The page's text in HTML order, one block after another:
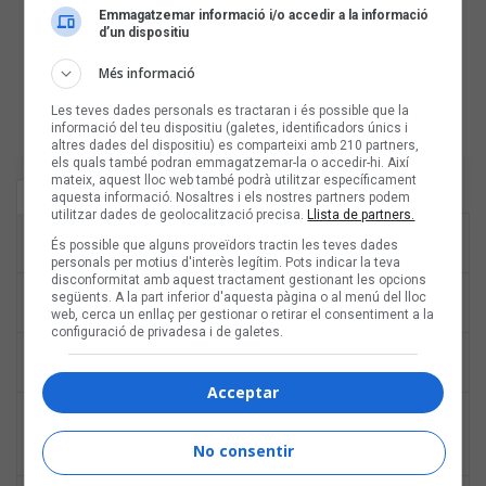
Última hora Més llegit
Les veus dels himnes del futbol català:
Deskarats
12:30
Mark Boske: «No m’agrada etiquetar-me de
cantautor»
8 d'agost: Tal dia com avui va començar el
I Biberó Rock Festival
07/08
Les veus dels himnes del futbol català:
Miquel Abras, Mazoni, Sanjosex i The
Emmagatzemar informació i/o accedir a la informació
d’un dispositiu
Més informació
Les teves dades personals es tractaran i és possible que la
informació del teu dispositiu (galetes, identificadors únics i
altres dades del dispositiu) es comparteixi amb 210 partners,
els quals també podran emmagatzemar-la o accedir-hi. Així
mateix, aquest lloc web també podrà utilitzar específicament
aquesta informació. Nosaltres i els nostres partners podem
utilitzar dades de geolocalització precisa. Llista de partners.
És possible que alguns proveïdors tractin les teves dades
personals per motius d'interès legítim. Pots indicar la teva
disconformitat amb aquest tractament gestionant les opcions
següents. A la part inferior d'aquesta pàgina o al menú del lloc
web, cerca un enllaç per gestionar o retirar el consentiment a la
configuració de privadesa i de galetes.
Acceptar
No consentir